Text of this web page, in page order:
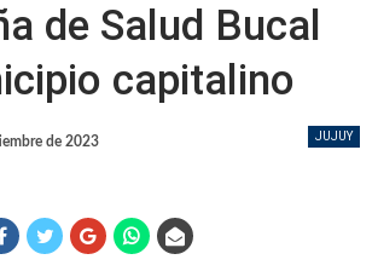
de Salud Bucal
capitalino
JUJUY
de 2023